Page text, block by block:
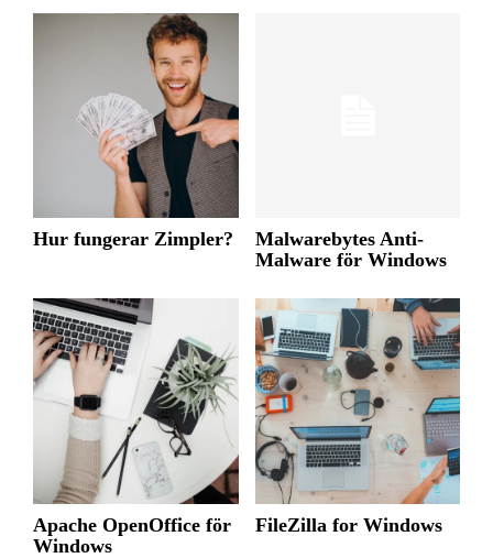
Hur fungerar Zimpler?
Malwarebytes Anti-
Malware för Windows
Apache OpenOffice för
Windows
FileZilla for Windows